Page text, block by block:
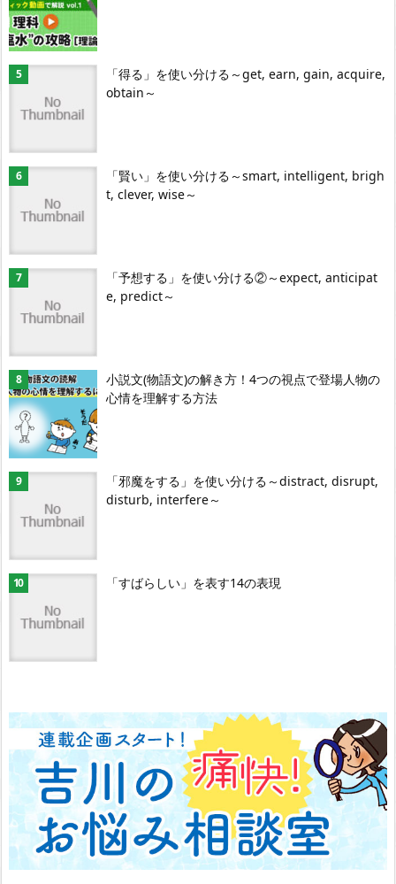
「得る」を使い分ける～get, earn, gain, acquire,
obtain～
「賢い」を使い分ける～smart, intelligent, brigh
t, clever, wise～
「予想する」を使い分ける②～expect, anticipat
e, predict～
小説文(物語文)の解き方！4つの視点で登場人物の
心情を理解する方法
「邪魔をする」を使い分ける～distract, disrupt,
disturb, interfere～
「すばらしい」を表す14の表現